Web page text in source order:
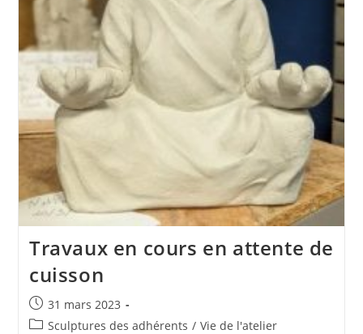
Travaux en cours en attente de
cuisson
Publication
publiée :
31 mars 2023
PostSculptures des adhérents / Vie de l'atelier